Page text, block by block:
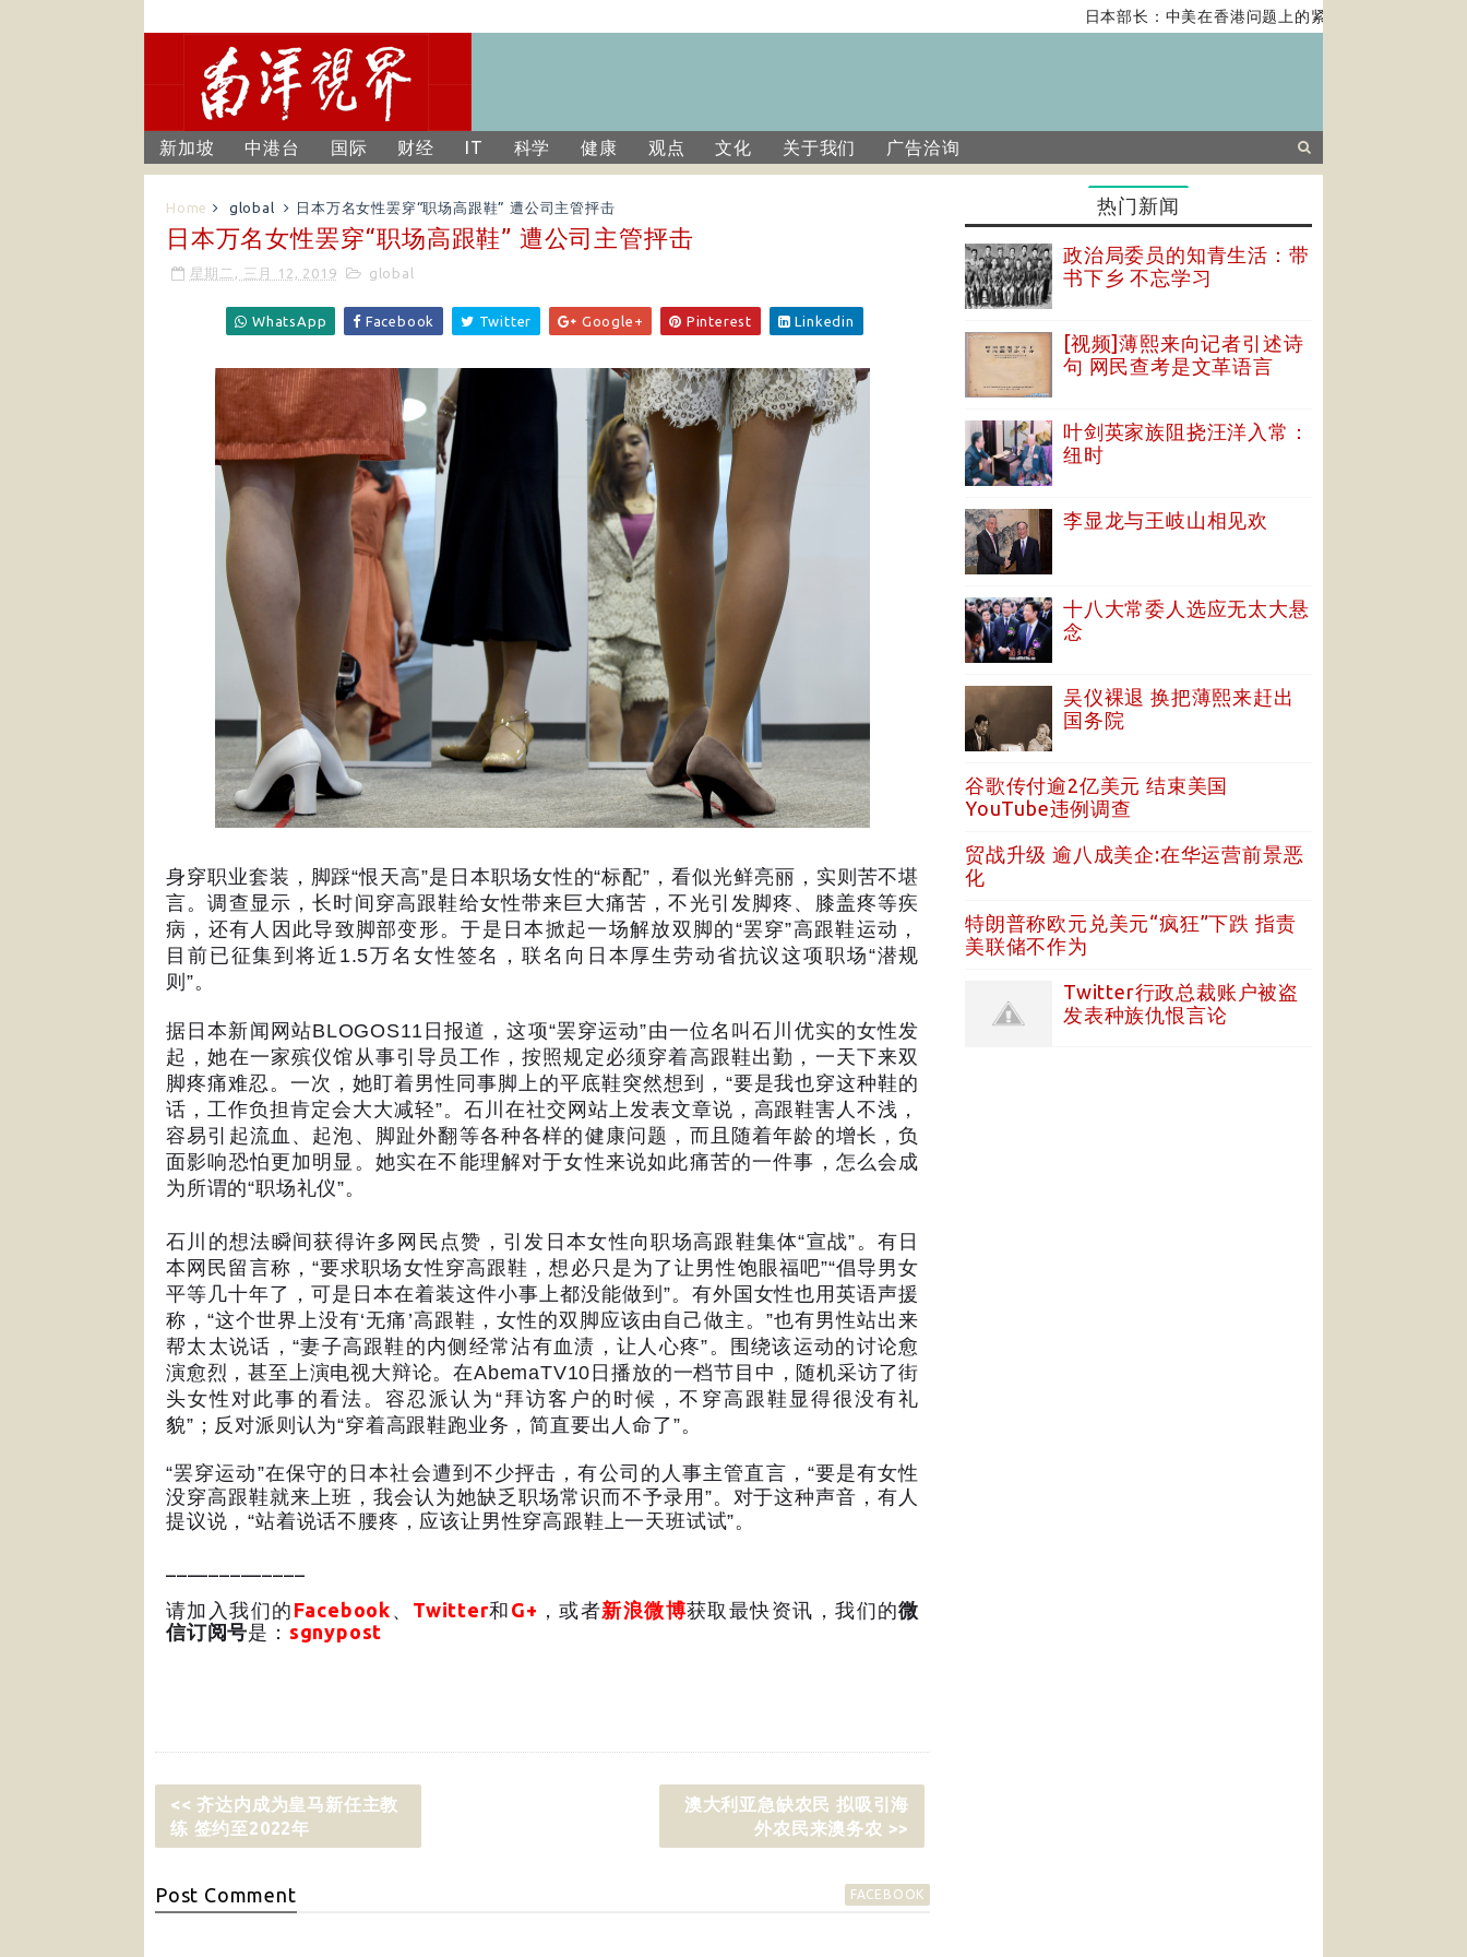
日本部长：中美在香港问题上的紧张关系对全球经济构成
新加坡 中港台 国际 财经 IT 科学 健康 观点 文化 关于我们 广告洽询
Home global 日本万名女性罢穿“职场高跟鞋” 遭公司主管抨击
日本万名女性罢穿“职场高跟鞋” 遭公司主管抨击
星期二, 三月 12, 2019 global
WhatsApp Facebook Twitter Google+ Pinterest Linkedin
身穿职业套装，脚踩“恨天高”是日本职场女性的“标配” ，看似光鲜亮丽，实则苦不堪
言。调查显示，长时间穿高跟鞋给女性带来巨大痛苦，不光引发脚疼、膝盖疼等疾
病，还有人因此导致脚部变形。于是日本掀起一场解放双脚的“罢穿”高跟鞋运动，
目前已征集到将近 1.5万名女性签名，联名向日本厚生劳动省抗议这项职场“潜规
则 ”。
据日本新闻网站BLOGOS11 日报道，这项“罢穿运动”由一位名叫石川优实的女性发
起，她在一家殡仪馆从事引导员工作，按照规定必须穿着高跟鞋出勤，一天下来双
脚疼痛难忍。一次，她盯着男性同事脚上的平底鞋突然想到， “要是我也穿这种鞋的
话，工作负担肯定会大大减轻”。石川在社交网站上发表文章说，高跟鞋害人不浅，
容易引起流血、起泡、脚趾外翻等各种各样的健康问题，而且随着年龄的增长，负
面影响恐怕更加明显。她实在不能理解对于女性来说如此痛苦的一件事，怎么会成
为所谓的“职场礼仪”。
石川的想法瞬间获得许多网民点赞，引发日本女性向职场高跟鞋集体“宣战”。有日
本网民留言称， “要求职场女性穿高跟鞋，想必只是为了让男性饱眼福吧”“倡导男女
平等几十年了，可是日本在着装这件小事上都没能做到 ”。有外国女性也用英语声援
称，“这个世界上没有‘无痛 ’高跟鞋，女性的双脚应该由自己做主。”也有男性站出来
帮太太说话， “妻子高跟鞋的内侧经常沾有血渍，让人心疼”。围绕该运动的讨论愈
演愈烈，甚至上演电视大辩论。在AbemaTV10 日播放的一档节目中，随机采访了街
头女性对此事的看法。容忍派认为 “拜访客户的时候，不穿高跟鞋显得很没有礼
貌” ；反对派则认为“穿着高跟鞋跑业务，简直要出人命了”。
“罢穿运动”在保守的日本社会遭到不少抨击，有公司的人事主管直言， “要是有女性
没穿高跟鞋就来上班，我会认为她缺乏职场常识而不予录用 ”。对于这种声音，有人
提议说，“站着说话不腰疼，应该让男性穿高跟鞋上一天班试试”。
请加入我们的 Facebook 、 Twitter和 G+ ，或者新浪微博获取最快资讯，我们的微
信订阅号是： sgnypost
<< 齐达内成为皇马新任主教
练 签约至2022年
澳大利亚急缺农民 拟吸引海
外农民来澳务农 >>
Post Comment FACEBOOK
热门新闻
政治局委员的知青生活：带
书下乡 不忘学习
[视频]薄熙来向记者引述诗
句 网民查考是文革语言
叶剑英家族阻挠汪洋入常：
纽时
李显龙与王岐山相见欢
十八大常委人选应无太大悬
念
吴仪裸退 换把薄熙来赶出
国务院
谷歌传付逾2亿美元 结束美国
YouTube违例调查
贸战升级 逾八成美企:在华运营前景恶
化
特朗普称欧元兑美元“疯狂”下跌 指责
美联储不作为
Twitter行政总裁账户被盗
发表种族仇恨言论